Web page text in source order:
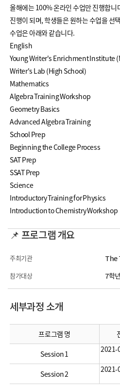
올해에는 100% 온라인 수업만 진행합니
진행이 되며, 학생들은 원하는 수업을 선
수업은 아래와 같습니다.
English
Young Writer's Enrichment Institute
Writer's Lab (High School)
Mathematics
Algebra Training Workshop
Geometry Basics
Advanced Algebra Training
School Prep
Beginning the College Process
SAT Prep
SSAT Prep
Science
Introductory Training for Physics
Introduction to Chemistry Workshop
📌 프로그램 개요
주최기관 The
참가대상 7학
세부과정 소개
프로그램 명
Session 1
2021-
Session 2
2021-